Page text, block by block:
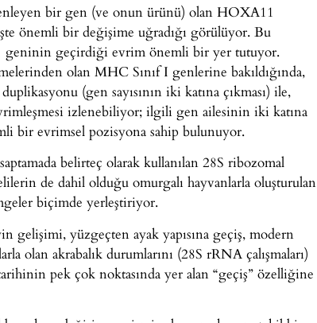
bir gen (ve onun ürünü) olan HOXA11
önemli bir değişime uğradığı görülüyor. Bu
geninin geçirdiği evrim önemli bir yer tutuyor.
olan MHC Sınıf I genlerine bakıldığında,
(gen sayısının iki katına çıkması) ile,
izlenebiliyor; ilgili gen ailesinin iki katına
bir evrimsel pozisyona sahip bulunuyor.
belirteç olarak kullanılan 28S ribozomal
de dahil olduğu omurgalı hayvanlarla oluşturulan
biçimde yerleştiriyor.
gelişimi, yüzgeçten ayak yapısına geçiş, modern
olan akrabalık durumlarını (28S rRNA çalışmaları)
pek çok noktasında yer alan “geçiş” özelliğine